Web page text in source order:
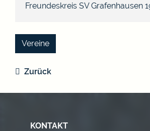
Freundeskreis SV Grafenhausen
Vereine
Zurück
KONTAKT